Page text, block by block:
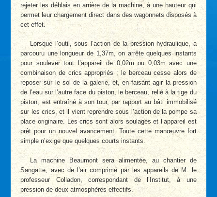
rejeter les déblais en arrière de la machine, à une hauteur qui
permet leur chargement direct dans des wagonnets disposés à
cet effet.
Lorsque l’outil, sous l’action de la pression hydraulique, a
parcouru une longueur de 1,37m, on arrête quelques instants
pour soulever tout l’appareil de 0,02m ou 0,03m avec une
combinaison de crics appropriés ; le berceau cesse alors de
reposer sur le sol de la galerie, et, en faisant agir la pression
de l’eau sur l’autre face du piston, le berceau, relié à la tige du
piston, est entraîné à son tour, par rapport au bâti immobilisé
sur les crics, et il vient reprendre sous l’action de la pompe sa
place originaire. Les crics sont alors soulagés et l’appareil est
prêt pour un nouvel avancement. Toute cette manœuvre fort
simple n’exige que quelques courts instants.
La machine Beaumont sera alimentée, au chantier de
Sangatte, avec de l’air comprimé par les appareils de M. le
professeur Colladon, correspondant de l’Institut, à une
pression de deux atmosphères effectifs.